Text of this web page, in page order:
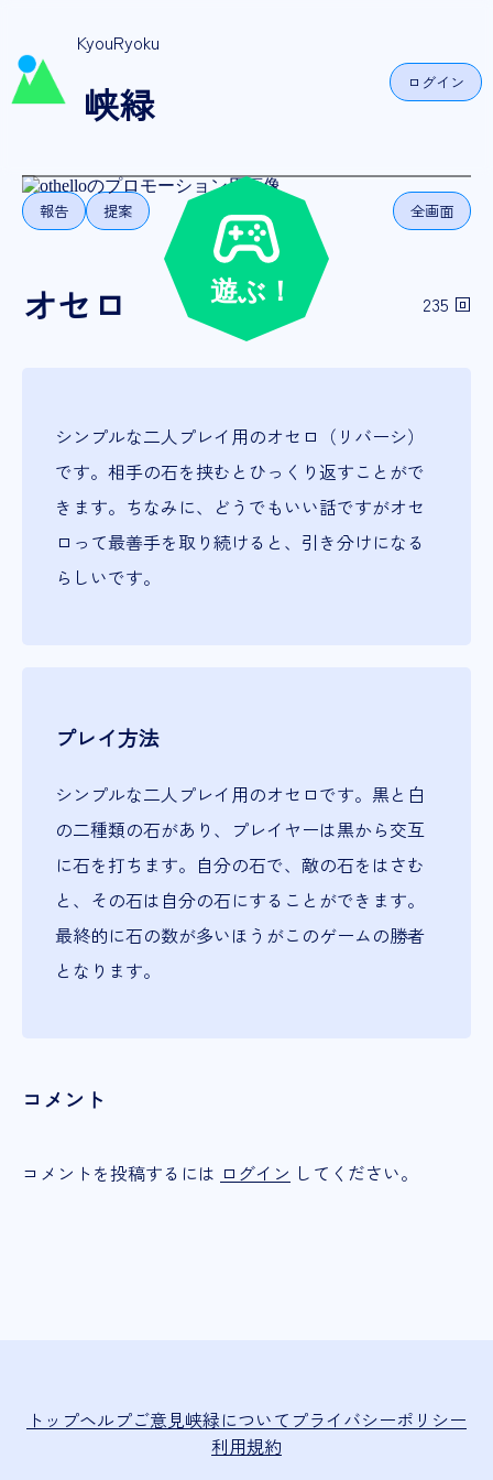
KyouRyoku
峡緑 ログイン
報告 提案 全画面
オセロ 235 回
シンプルな二人プレイ用のオセロ（リバーシ）
です。相手の石を挟むとひっくり返すことがで
きます。ちなみに、どうでもいい話ですがオセ
ロって最善手を取り続けると、引き分けになる
らしいです。
プレイ方法
シンプルな二人プレイ用のオセロです。黒と白
の二種類の石があり、プレイヤーは黒から交互
に石を打ちます。自分の石で、敵の石をはさむ
と、その石は自分の石にすることができます。
最終的に石の数が多いほうがこのゲームの勝者
となります。
コメント
コメントを投稿するには ログイン してください。
トップヘルプご意見峡緑について プライバシーポリシー
利用規約